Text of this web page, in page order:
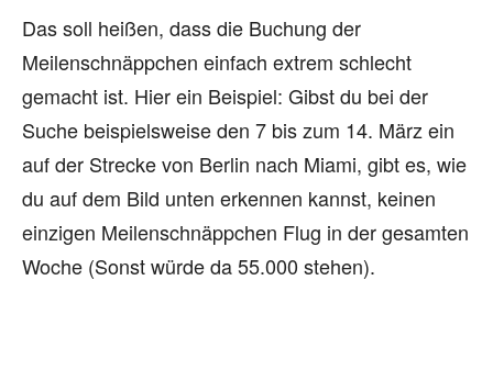
Das soll heißen, dass die Buchung der
Meilenschnäppchen einfach extrem schlecht
gemacht ist. Hier ein Beispiel: Gibst du bei der
Suche beispielsweise den 7 bis zum 14. März ein
auf der Strecke von Berlin nach Miami, gibt es, wie
du auf dem Bild unten erkennen kannst, keinen
einzigen Meilenschnäppchen Flug in der gesamten
Woche (Sonst würde da 55.000 stehen).